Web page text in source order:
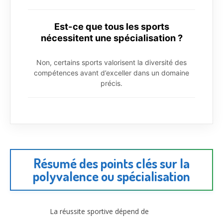
Est-ce que tous les sports
nécessitent une spécialisation ?
Non, certains sports valorisent la diversité des
compétences avant d’exceller dans un domaine
précis.
Résumé des points clés sur la
polyvalence ou spécialisation
La réussite sportive dépend de